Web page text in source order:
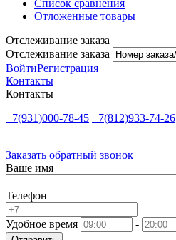
Список сравнения
Отложенные товары
Отслеживание заказа
Отслеживание заказа
ВойтиРегистрация
Контакты
Контакты
+7(931)000-78-45 +7(812)933-74-26
Заказать обратный звонок
Ваше имя
Телефон
Удобное время -